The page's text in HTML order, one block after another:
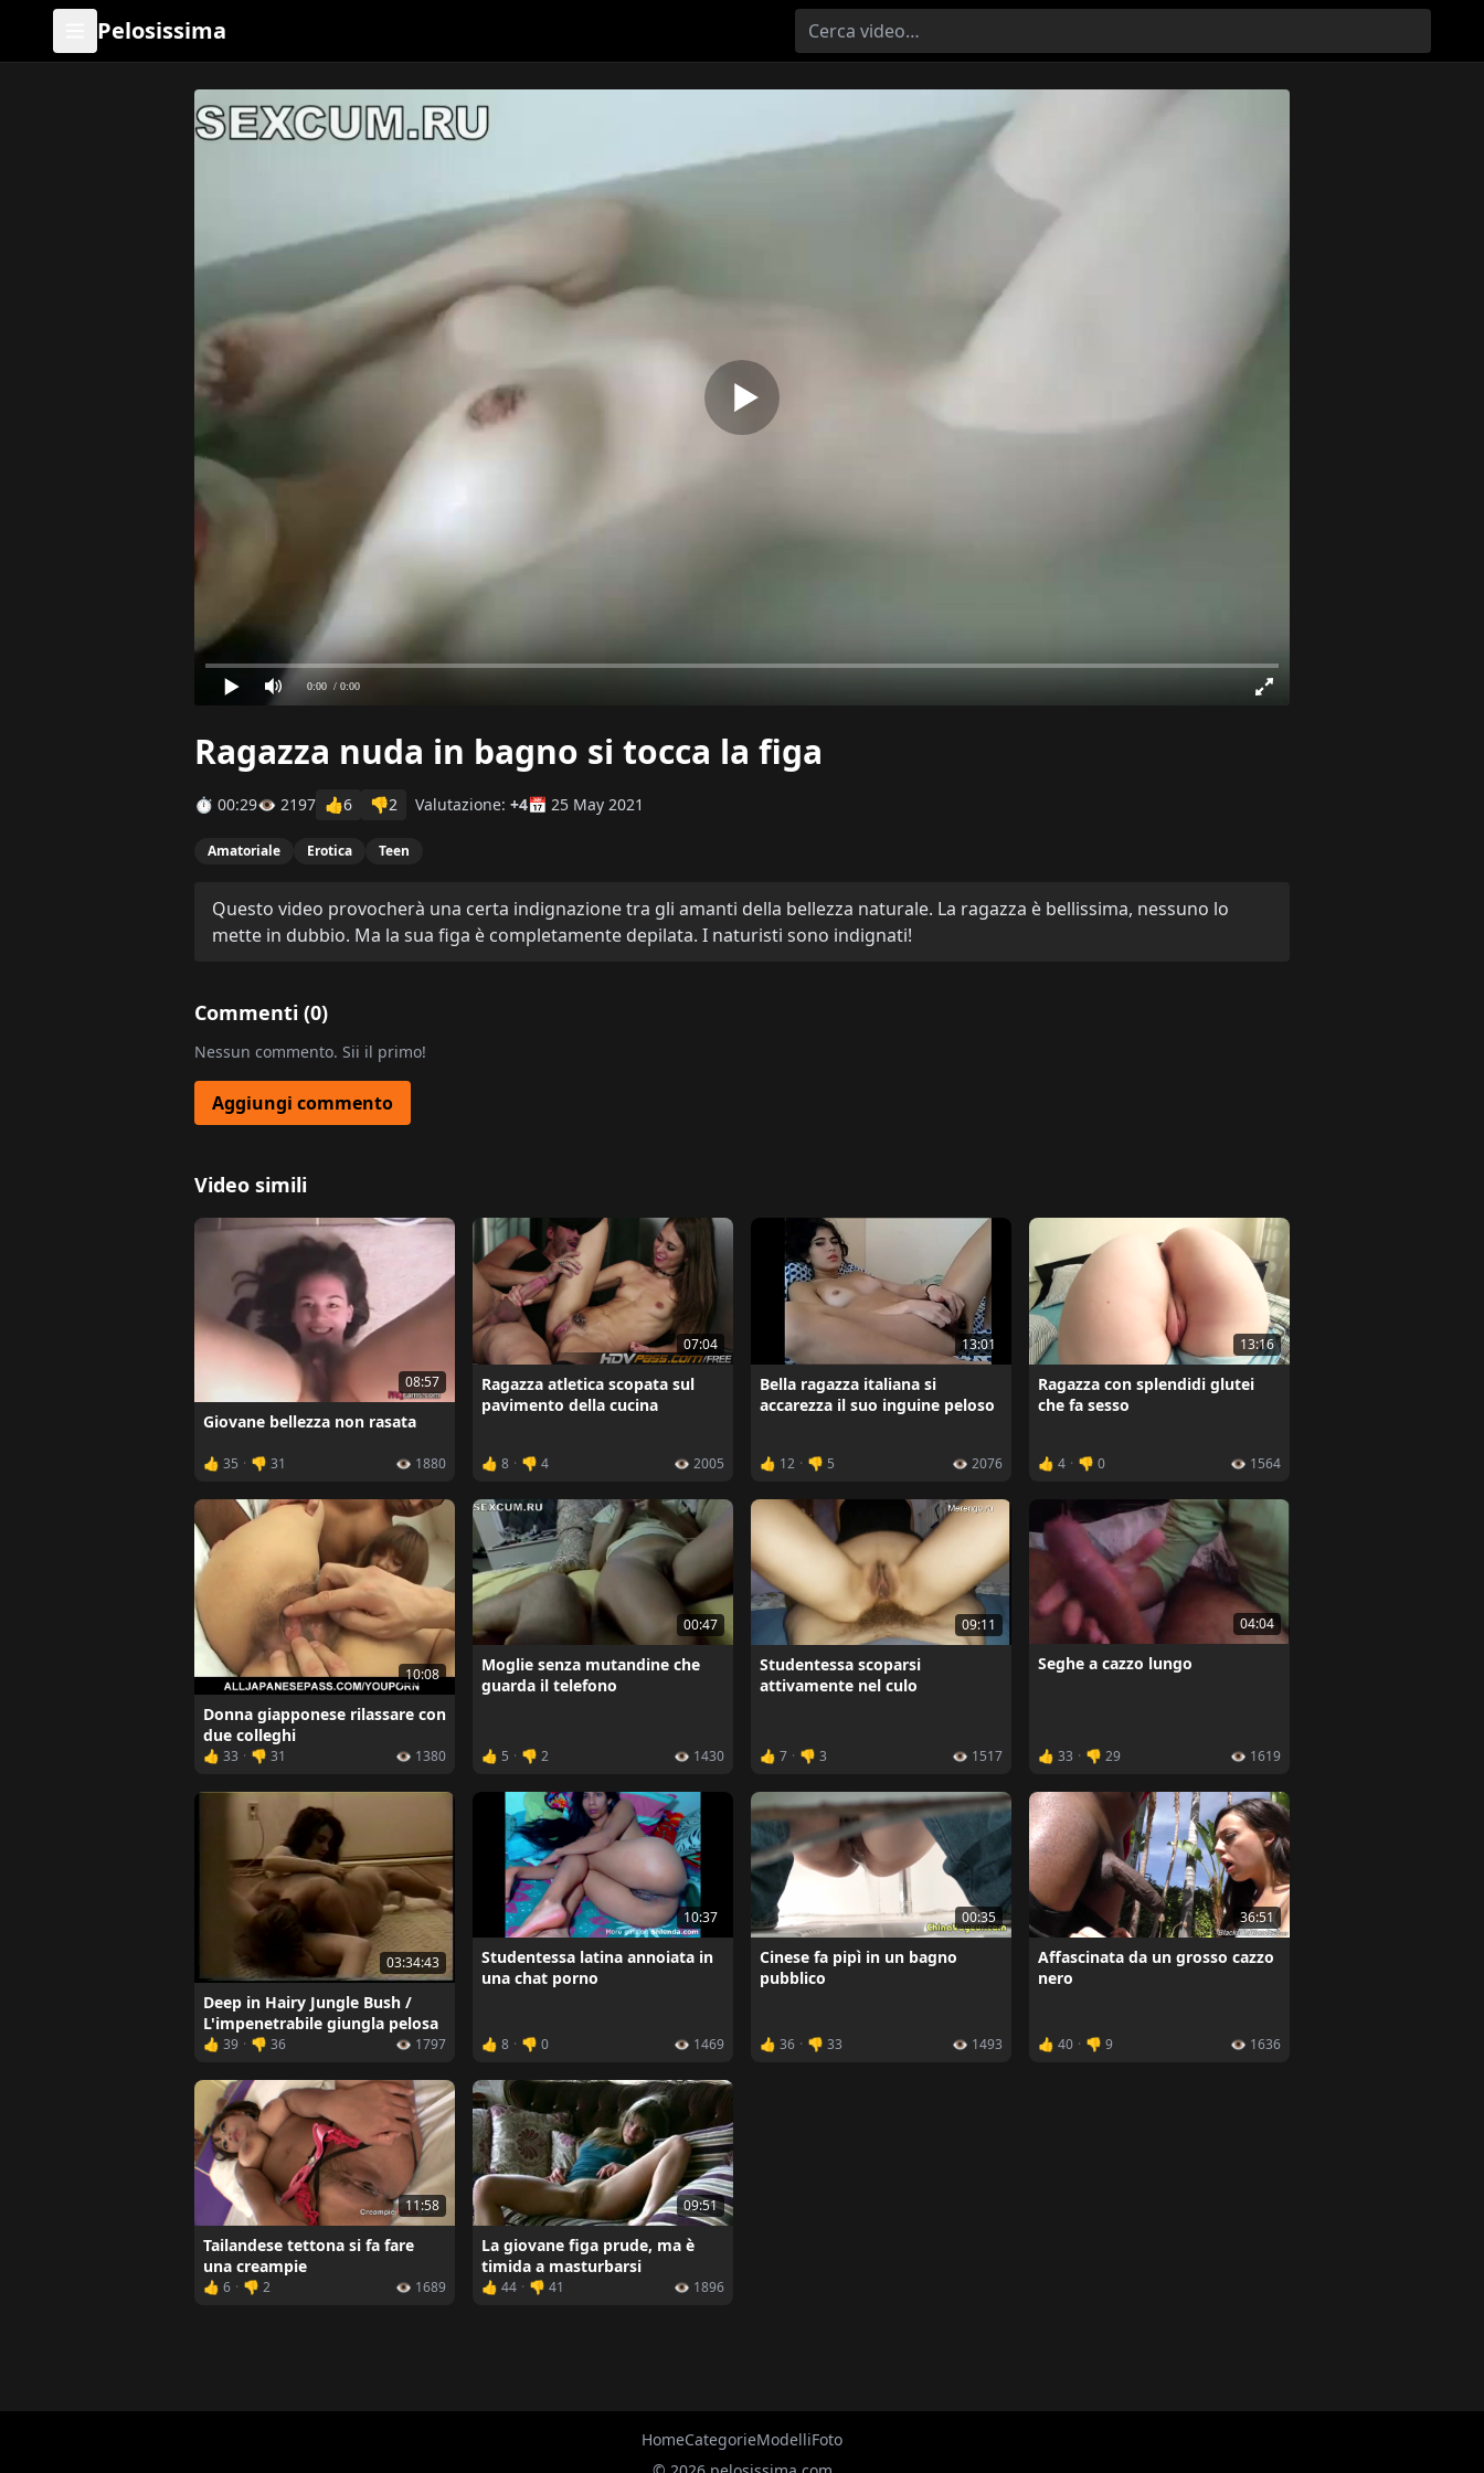
Pelosissima
0:00 / 0:00
Ragazza nuda in bagno si tocca la figa
⏱ 00:29👁 2197 👍6 👎2 Valutazione: +4📅 25 May 2021
Amatoriale Erotica Teen
Questo video provocherà una certa indignazione tra gli amanti della bellezza naturale. La ragazza è bellissima, nessuno lo
mette in dubbio. Ma la sua figa è completamente depilata. I naturisti sono indignati!
Commenti (0)
Nessun commento. Sii il primo!
Aggiungi commento
Video simili
08:57
Giovane bellezza non rasata
👍 35 · 👎 31 👁️ 1880
07:04
Ragazza atletica scopata sul
pavimento della cucina
👍 8 · 👎 4 👁️ 2005
13:01
Bella ragazza italiana si
accarezza il suo inguine peloso
👍 12 · 👎 5 👁️ 2076
13:16
Ragazza con splendidi glutei
che fa sesso
👍 4 · 👎 0 👁️ 1564
10:08
Donna giapponese rilassare con
due colleghi
👍 33 · 👎 31 👁️ 1380
00:47
Moglie senza mutandine che
guarda il telefono
👍 5 · 👎 2 👁️ 1430
09:11
Studentessa scoparsi
attivamente nel culo
👍 7 · 👎 3 👁️ 1517
04:04
Seghe a cazzo lungo
👍 33 · 👎 29 👁️ 1619
03:34:43
Deep in Hairy Jungle Bush /
L'impenetrabile giungla pelosa
👍 39 · 👎 36 👁️ 1797
10:37
Studentessa latina annoiata in
una chat porno
👍 8 · 👎 0 👁️ 1469
00:35
Cinese fa pipì in un bagno
pubblico
👍 36 · 👎 33 👁️ 1493
36:51
Affascinata da un grosso cazzo
nero
👍 40 · 👎 9 👁️ 1636
11:58
Tailandese tettona si fa fare
una creampie
👍 6 · 👎 2 👁️ 1689
09:51
La giovane figa prude, ma è
timida a masturbarsi
👍 44 · 👎 41 👁️ 1896
HomeCategorieModelliFoto